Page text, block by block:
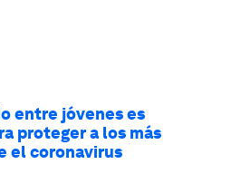
entre jóvenes es
proteger a los más
el coronavirus